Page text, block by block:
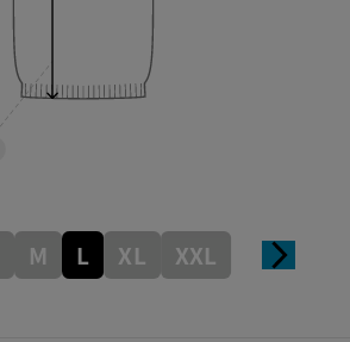
M L XL XXL